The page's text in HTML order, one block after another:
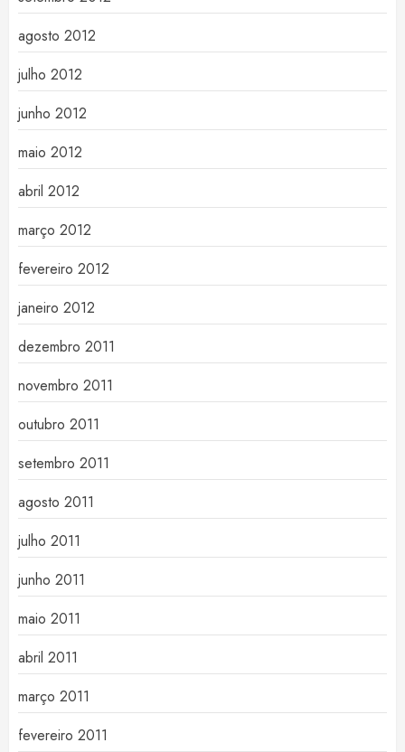
agosto 2012
julho 2012
junho 2012
maio 2012
abril 2012
março 2012
fevereiro 2012
janeiro 2012
dezembro 2011
novembro 2011
outubro 2011
setembro 2011
agosto 2011
julho 2011
junho 2011
maio 2011
abril 2011
março 2011
fevereiro 2011